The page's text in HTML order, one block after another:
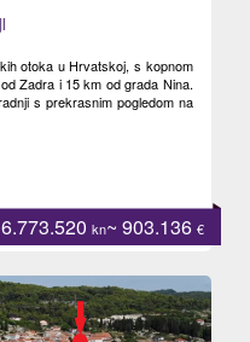
otoka u Hrvatskoj, s kopnom
Zadra i 15 km od grada Nina.
s prekrasnim pogledom na
6.773.520 kn~ 903.136 €